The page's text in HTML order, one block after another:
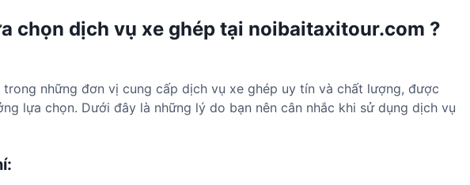
chọn dịch vụ xe ghép tại noibaitaxitour.com ?
trong những đơn vị cung cấp dịch vụ xe ghép uy tín và chất lượng, được
lựa chọn. Dưới đây là những lý do bạn nên cân nhắc khi sử dụng dịch vụ